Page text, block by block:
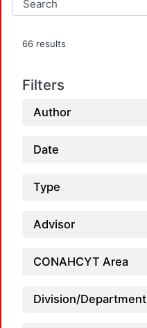
66 results
Filters
Author
Date
Type
Advisor
CONAHCYT Area
Division/Department